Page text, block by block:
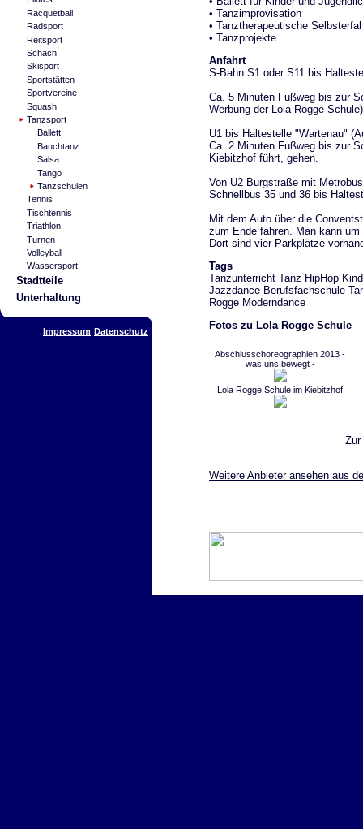
Racquetball
Radsport
Reitsport
Schach
Skisport
Sportstätten
Sportvereine
Squash
Tanzsport
Ballett
Bauchtanz
Salsa
Tango
Tanzschulen
Tennis
Tischtennis
Triathlon
Turnen
Volleyball
Wassersport
Stadtteile
Unterhaltung
Impressum Datenschutz
• Tanzimprovisation
• Tanztherapeutische
• Tanzprojekte
Anfahrt
S-Bahn S1 oder S11 bis
Ca. 5 Minuten Fußweg bis zur
Werbung der Lola Rogge
U1 bis Haltestelle "Wartenau"
Ca. 2 Minuten Fußweg bis zur
Kiebitzhof führt, gehen.
Von U2 Burgstraße mit
Schnellbus 35 und 36 bis
Mit dem Auto über die
zum Ende fahren. Man kann
Dort sind vier Parkplätze
Tags
Tanzunterricht Tanz HipHop
Jazzdance Berufsfachschule
Rogge Moderndance
Fotos zu Lola Rogge Schule
Abschlusschoreographien 2013 -
was uns bewegt -
Lola Rogge Schule im Kiebitzhof
Weitere Anbieter ansehen aus